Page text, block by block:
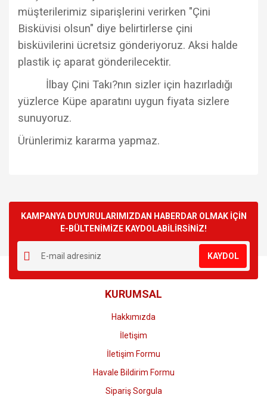
müşterilerimiz siparişlerini verirken "Çini
Bisküvisi olsun" diye belirtirlerse çini
bisküvilerini ücretsiz gönderiyoruz. Aksi halde
plastik iç aparat gönderilecektir.
İlbay Çini Takı?nın sizler için hazırladığı
yüzlerce Küpe aparatını uygun fiyata sizlere
sunuyoruz.
Ürünlerimiz kararma yapmaz.
Yorum Yaz
kullanarak tarafımıza iletebilirsiniz.
Görüş ve önerileriniz için teşekkür ederiz.
Ürün resmi kalitesiz, bozuk veya görüntülenemiyor.
Ürün açıklamasında eksik bilgiler bulunuyor.
Ürün bilgilerinde hatalar bulunuyor.
Ürün fiyatı diğer sitelerden daha pahalı.
Gönder
KAMPANYA DUYURULARIMIZDAN HABERDAR OLMAK İÇİN
E-BÜLTENİMİZE KAYDOLABİLİRSİNİZ!
KAYDOL
KURUMSAL
Hakkımızda
İletişim
İletişim Formu
Havale Bildirim Formu
Sipariş Sorgula